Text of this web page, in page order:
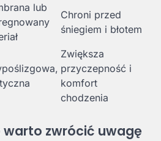
lub
Chroni przed
śniegiem i błotem
Zwiększa
przyczepność i
komfort
chodzenia
warto zwrócić uwagę